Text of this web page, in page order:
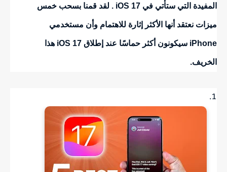
المفيدة التي ستأتي في iOS 17 . لقد قمنا بسحب خمس
ميزات نعتقد أنها الأكثر إثارة للاهتمام وأن مستخدمي
iPhone سيكونون أكثر حماسًا عند إطلاق ‌iOS 17‌ هذا
الخريف.